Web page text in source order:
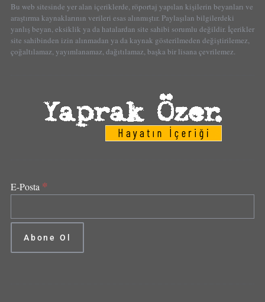
Bu web sitesinde yer alan içeriklerde, röportaj yapılan kişilerin beyanları ve
araştırma kaynaklarının verileri esas alınmıştır. Paylaşılan bilgilerdeki
yanlış beyan, eksiklik ya da hatalardan site sahibi sorumlu değildir. İçerikler
site sahibinden izin alınmadan ya da kaynak gösterilmeden değiştirilemez,
çoğaltılamaz, yayımlanamaz, dağıtılamaz, başka bir lisana çevrilemez.
E-Posta *